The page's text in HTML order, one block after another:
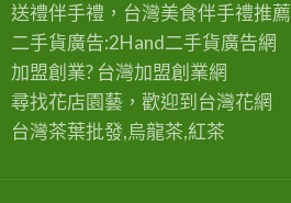
送禮伴手禮，台灣美食伴手禮推薦
二手貨廣告:2Hand二手貨廣告網
加盟創業? 台灣加盟創業網
尋找花店園藝，歡迎到 台灣花網
台灣茶葉批發,烏龍茶,紅茶